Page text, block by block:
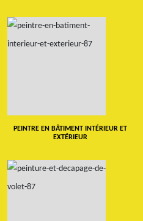
PEINTRE EN BÂTIMENT INTÉRIEUR ET
EXTÉRIEUR